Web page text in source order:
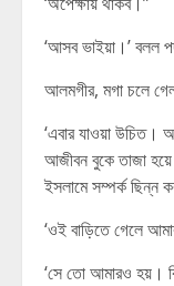
‘আসব ভাইয়া।’ বলল
আলমগীর, মগা চলে
‘এবার যাওয়া উচিত।
আজীবন বুকে তাজা
ইসলামে সম্পর্ক ছিন্ন
‘ওই বাড়িতে গেলে
‘সে তো আমারও হয়।